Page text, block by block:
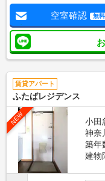
空室確認 無料
賃貸アパート
ふたばレジデンス
NEW
小田
神奈
築年
建物